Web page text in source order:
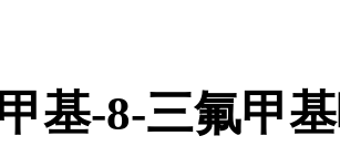
基-8-三氟甲